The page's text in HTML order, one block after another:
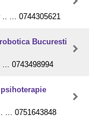
.. ... 0744305621
Bucuresti
0743498994
... 0751643848